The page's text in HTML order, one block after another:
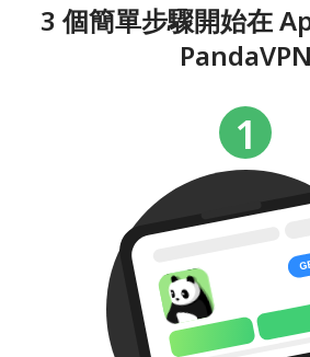
3 個簡單步驟開始在
PandaVPN